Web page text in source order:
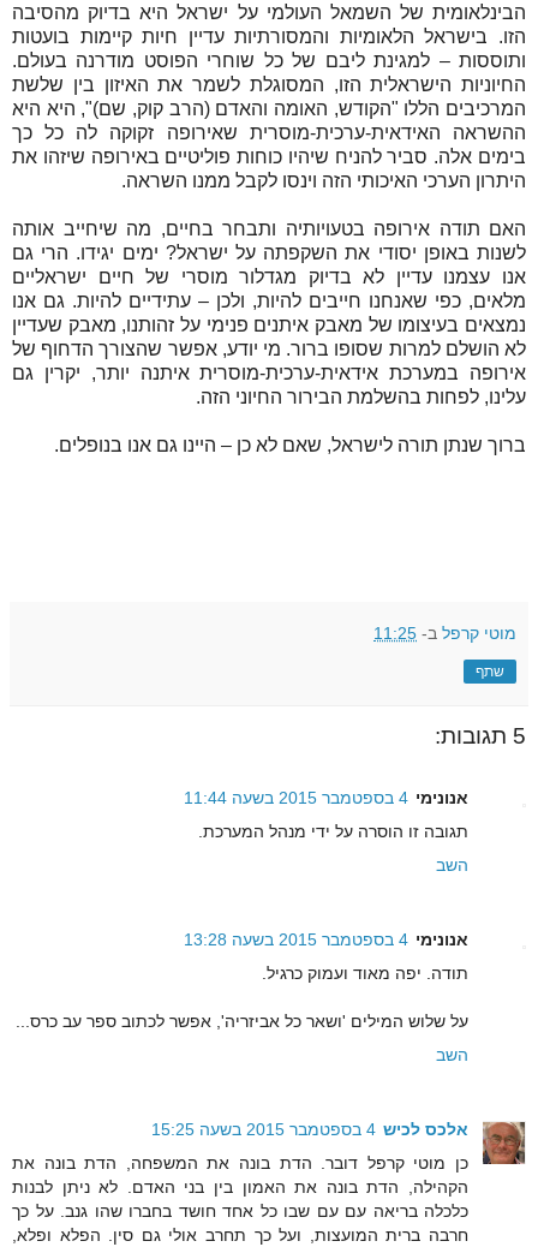
הבינלאומית של השמאל העולמי על ישראל היא בדיוק מהסיבה
הזו. בישראל הלאומיות והמסורתיות עדיין חיות קיימות בועטות
ותוססות – למגינת ליבם של כל שוחרי הפוסט מודרנה בעולם.
החיוניות הישראלית הזו, המסוגלת לשמר את האיזון בין שלשת
המרכיבים הללו "הקודש, האומה והאדם (הרב קוק, שם)", היא היא
ההשראה האידאית-ערכית-מוסרית שאירופה זקוקה לה כל כך
בימים אלה. סביר להניח שיהיו כוחות פוליטיים באירופה שיזהו את
היתרון הערכי האיכותי הזה וינסו לקבל ממנו השראה.
האם תודה אירופה בטעויותיה ותבחר בחיים, מה שיחייב אותה
לשנות באופן יסודי את השקפתה על ישראל? ימים יגידו. הרי גם
אנו עצמנו עדיין לא בדיוק מגדלור מוסרי של חיים ישראליים
מלאים, כפי שאנחנו חייבים להיות, ולכן – עתידיים להיות. גם אנו
נמצאים בעיצומו של מאבק איתנים פנימי על זהותנו, מאבק שעדיין
לא הושלם למרות שסופו ברור. מי יודע, אפשר שהצורך הדחוף של
אירופה במערכת אידאית-ערכית-מוסרית איתנה יותר, יקרין גם
עלינו, לפחות בהשלמת הבירור החיוני הזה.
ברוך שנתן תורה לישראל, שאם לא כן – היינו גם אנו בנופלים.
מוטי קרפל ב- 11:25
שתף
5 תגובות:
אנונימי 4 בספטמבר 2015 בשעה 11:44
תגובה זו הוסרה על ידי מנהל המערכת.
השב
אנונימי 4 בספטמבר 2015 בשעה 13:28
תודה. יפה מאוד ועמוק כרגיל.
על שלוש המילים 'ושאר כל אביזריה', אפשר לכתוב ספר עב כרס...
השב
אלכס לכיש 4 בספטמבר 2015 בשעה 15:25
כן מוטי קרפל דובר. הדת בונה את המשפחה, הדת בונה את
הקהילה, הדת בונה את האמון בין בני האדם. לא ניתן לבנות
כלכלה בריאה עם עם שבו כל אחד חושד בחברו שהו גנב. על כך
חרבה ברית המועצות, ועל כך תחרב אולי גם סין. הפלא ופלא,